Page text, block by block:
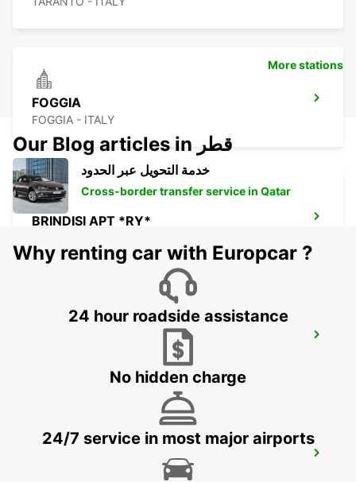
FOGGIA
FOGGIA - ITALY
BRINDISI APT *RY*
LECCE SUD - CASTROMEDIANO
More stations
Our Blog articles in قطر
خدمة التحويل عبر الحدود
Cross-border transfer service in Qatar
Why renting car with Europcar ?
24 hour roadside assistance
No hidden charge
24/7 service in most major airports